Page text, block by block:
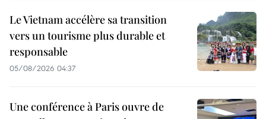
Le Vietnam accélère sa transition
vers un tourisme plus durable et
responsable
05/08/2026 04:37
Une conférence à Paris ouvre de